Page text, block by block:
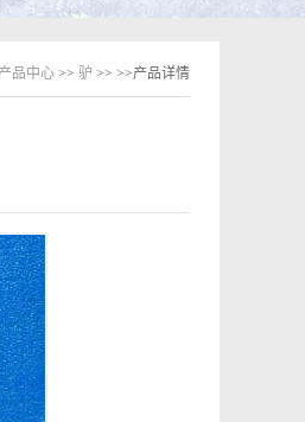
产品中心 >> 驴 >> >>产品详情